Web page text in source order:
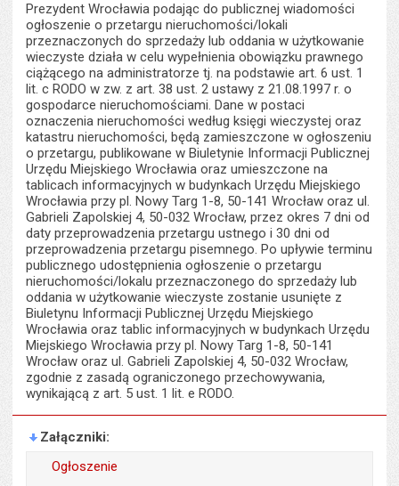
Prezydent Wrocławia podając do publicznej wiadomości
ogłoszenie o przetargu nieruchomości/lokali
przeznaczonych do sprzedaży lub oddania w użytkowanie
wieczyste działa w celu wypełnienia obowiązku prawnego
ciążącego na administratorze tj. na podstawie art. 6 ust. 1
lit. c RODO w zw. z art. 38 ust. 2 ustawy z 21.08.1997 r. o
gospodarce nieruchomościami. Dane w postaci
oznaczenia nieruchomości według księgi wieczystej oraz
katastru nieruchomości, będą zamieszczone w ogłoszeniu
o przetargu, publikowane w Biuletynie Informacji Publicznej
Urzędu Miejskiego Wrocławia oraz umieszczone na
tablicach informacyjnych w budynkach Urzędu Miejskiego
Wrocławia przy pl. Nowy Targ 1-8, 50-141 Wrocław oraz ul.
Gabrieli Zapolskiej 4, 50-032 Wrocław, przez okres 7 dni od
daty przeprowadzenia przetargu ustnego i 30 dni od
przeprowadzenia przetargu pisemnego. Po upływie terminu
publicznego udostępnienia ogłoszenie o przetargu
nieruchomości/lokalu przeznaczonego do sprzedaży lub
oddania w użytkowanie wieczyste zostanie usunięte z
Biuletynu Informacji Publicznej Urzędu Miejskiego
Wrocławia oraz tablic informacyjnych w budynkach Urzędu
Miejskiego Wrocławia przy pl. Nowy Targ 1-8, 50-141
Wrocław oraz ul. Gabrieli Zapolskiej 4, 50-032 Wrocław,
zgodnie z zasadą ograniczonego przechowywania,
wynikającą z art. 5 ust. 1 lit. e RODO.
Załączniki
Ogłoszenie